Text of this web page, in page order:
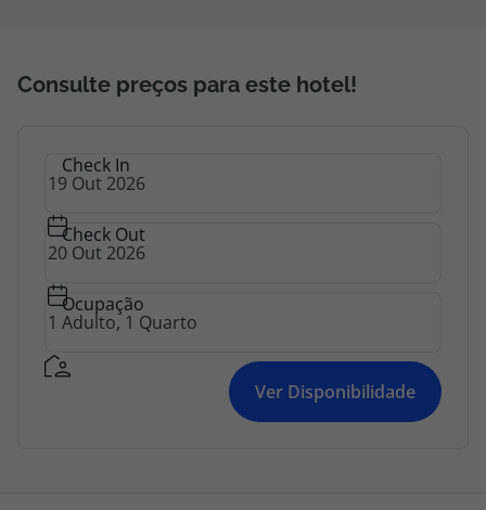
Consulte preços para este hotel!
Check In
Check Out
Ocupação
Ver Disponibilidade